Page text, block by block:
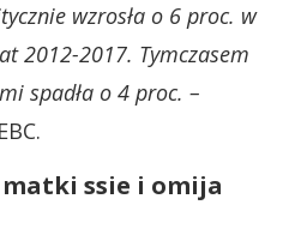
wzrosła o 6 proc. w
2012-2017. Tymczasem
spadła o 4 proc. –
ssie i omija